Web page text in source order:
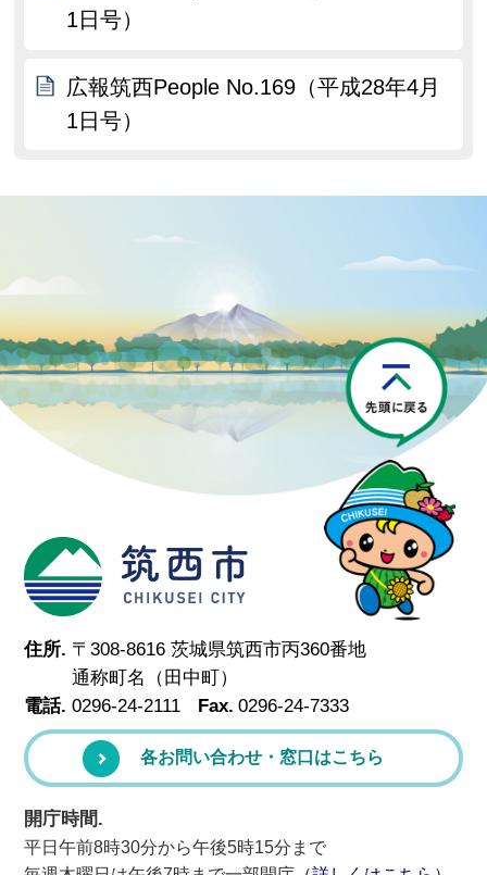
1日号）
広報筑西People No.169（平成28年4月
1日号）
筑西市
住所. 〒308-8616 茨城県筑西市丙360番地
通称町名（田中町）
電話. 0296-24-2111 Fax. 0296-24-7333
各お問い合わせ・窓口はこちら
開庁時間.
平日午前8時30分から午後5時15分まで